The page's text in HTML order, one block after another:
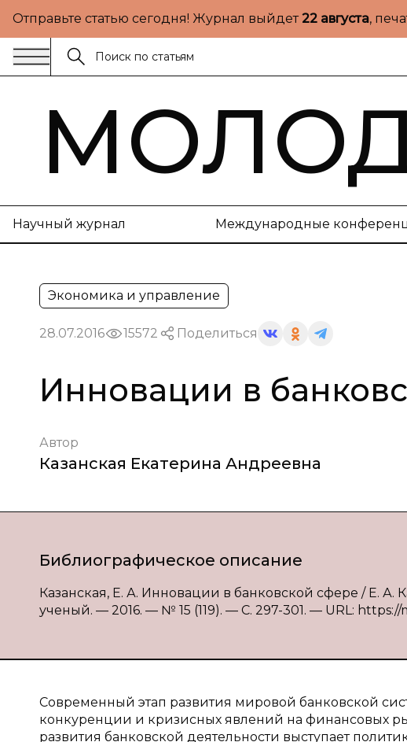
Отправьте статью сегодня! Журнал выйдет22 августа,
Научный журнал Международные
Экономика и управление
28.07.2016 15572 Поделиться
Инновации в
Автор
Казанская Екатерина Андреевна
Библиографическое описание
Казанская, Е. А. Инновации в банковской сфере / Е. А.
ученый. — 2016. — № 15 (119). — С. 297-301. — URL: https://
Современный этап развития мировой банковской
конкуренции и кризисных явлений на финансовых
развития банковской деятельности выступает